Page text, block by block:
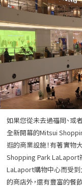
如果您從未去過福岡、或
全新開幕的Mitsui
逛的商業設施！有著實物
Shopping Park LaLaport
LaLaport購物中心而受到
的商店外，還有豐富的餐